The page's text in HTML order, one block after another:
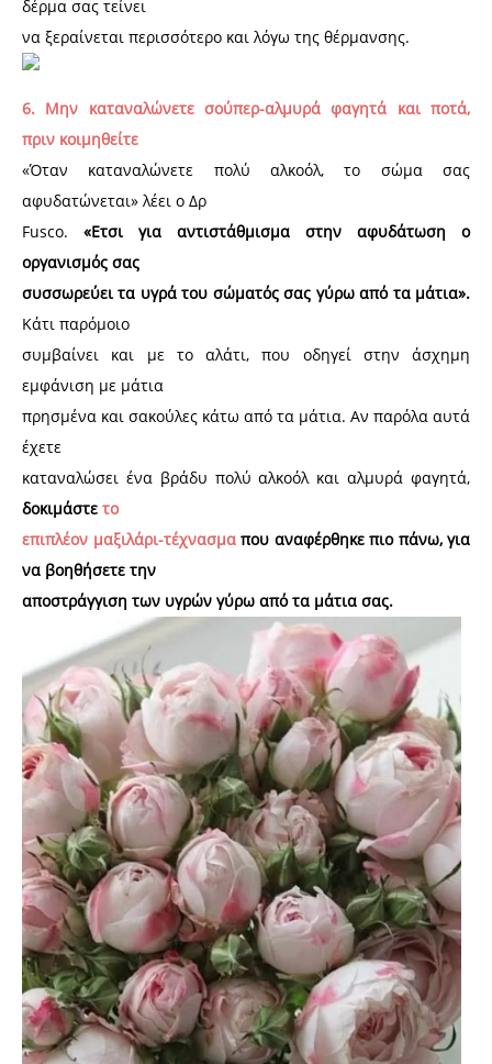
δέρμα σας τείνει
να ξεραίνεται περισσότερο και λόγω της θέρμανσης.
6. Μην καταναλώνετε σούπερ-αλμυρά φαγητά και ποτά,
πριν κοιμηθείτε
«Όταν καταναλώνετε πολύ αλκοόλ, το σώμα σας
αφυδατώνεται» λέει ο Δρ
Fusco. «Ετσι για αντιστάθμισμα στην αφυδάτωση ο
οργανισμός σας
συσσωρεύει τα υγρά του σώματός σας γύρω από τα μάτια».
Κάτι παρόμοιο
συμβαίνει και με το αλάτι, που οδηγεί στην άσχημη
εμφάνιση με μάτια
πρησμένα και σακούλες κάτω από τα μάτια. Αν παρόλα αυτά
έχετε
καταναλώσει ένα βράδυ πολύ αλκοόλ και αλμυρά φαγητά,
δοκιμάστε το
επιπλέον μαξιλάρι-τέχνασμαπου αναφέρθηκε πιο πάνω, για
να βοηθήσετε την
αποστράγγιση των υγρών γύρω από τα μάτια σας.